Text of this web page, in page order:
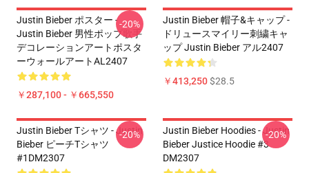
Justin Bieber ポスター -
Justin Bieber 男性ポップ歌手
デコレーションアートポスタ
ーウォールアートAL2407
￥287,100 - ￥665,550
-20%
Justin Bieber 帽子&キャップ -
ドリュースマイリー刺繍キャ
ップ Justin Bieber アル2407
￥413,250$28.5
Justin Bieber Tシャツ - Justin
Bieber ピーチTシャツ
#1DM2307
-20%
Justin Bieber Hoodies - Justin
Bieber Justice Hoodie #3
DM2307
-20%